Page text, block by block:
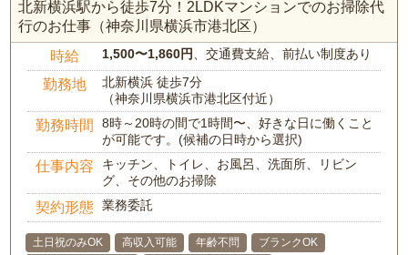
北新横浜駅から徒歩7分！2LDKマンションでのお掃除代
行のお仕事（神奈川県横浜市港北区）
時給 1,500〜1,860円 、交通費支給、前払い制度あり
勤務地
北新横浜 徒歩7分
（神奈川県横浜市港北区付近）
勤務時間
8時～20時の間で1時間〜、好きな日に働くこと
が可能です。(候補の日時から選択)
仕事内容
キッチン、トイレ、お風呂、洗面所、リビン
グ、その他のお掃除
契約形態 業務委託
土日祝のみOK 高収入可能 年齢不問
ブランクOK